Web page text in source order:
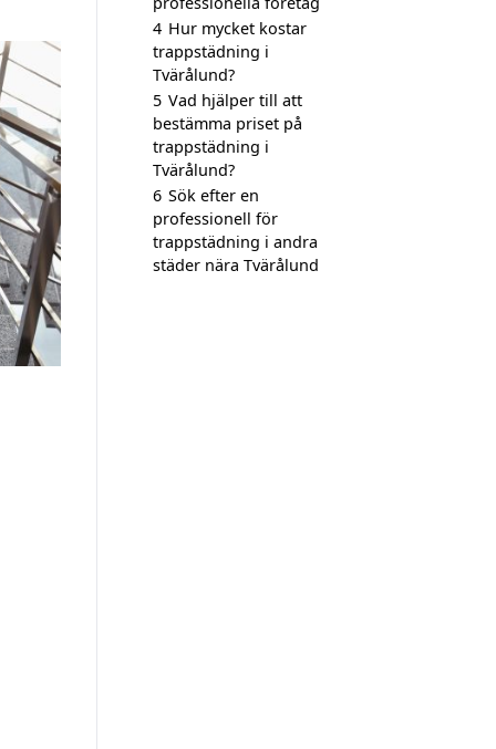
4 Hur mycket kostar
trappstädning i
Tvärålund?
5 Vad hjälper till att
bestämma priset på
trappstädning i
Tvärålund?
6 Sök efter en
professionell för
trappstädning i andra
städer nära Tvärålund